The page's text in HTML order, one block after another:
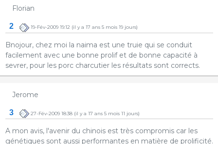
Florian
2 19-Fév-2009 19:12 (il y a 17 ans 5 mois 19 jours)
Bnojour, chez moi la naima est une truie qui se conduit
facilement avec une bonne prolif et de bonne capacité à
sevrer, pour les porc charcutier les résultats sont corrects.
Jerome
3 27-Fév-2009 18:38(il y a 17 ans 5 mois 11 jours)
A mon avis, l'avenir du chinois est très compromis car les
génétiques sont aussi performantes en matière de prolificité.